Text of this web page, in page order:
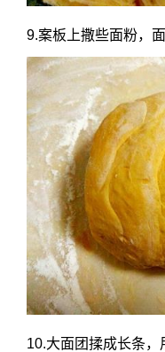
9.案板上撒些面粉，
10.大面团揉成长条